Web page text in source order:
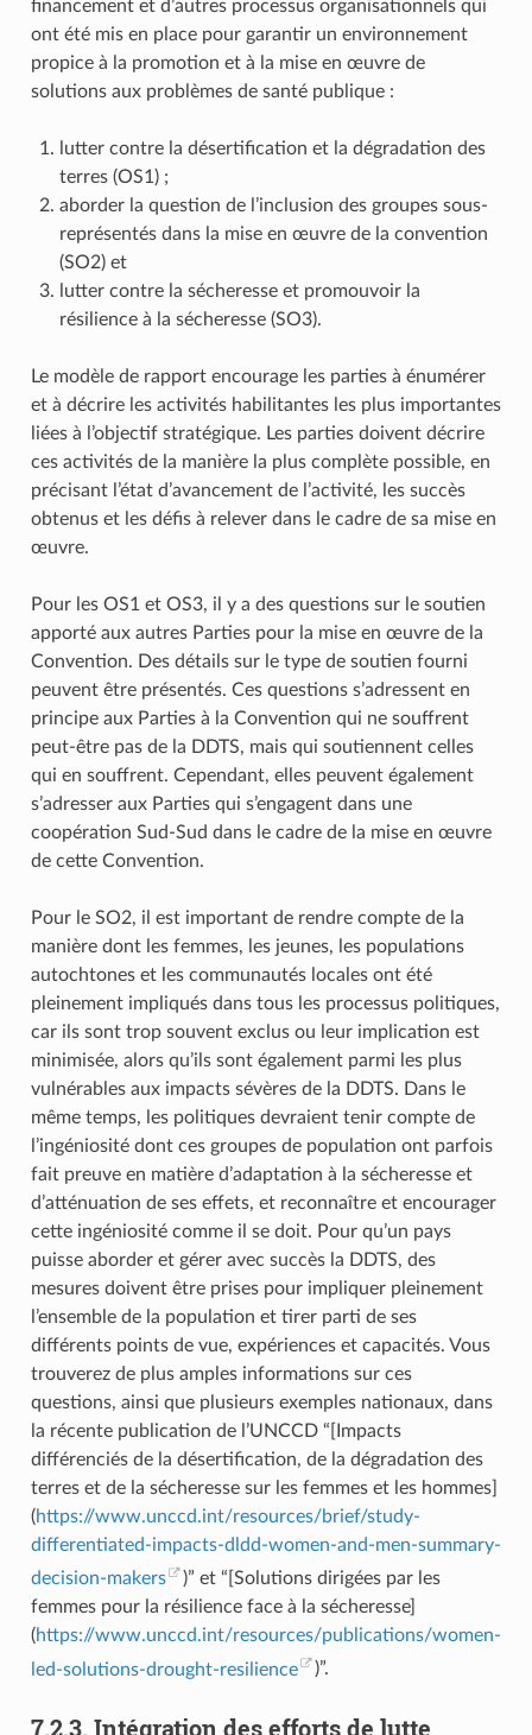
financement et d’autres processus organisationnels qui
ont été mis en place pour garantir un environnement
propice à la promotion et à la mise en œuvre de
solutions aux problèmes de santé publique :
lutter contre la désertification et la dégradation des
terres (OS1) ;
aborder la question de l’inclusion des groupes sous-
représentés dans la mise en œuvre de la convention
(SO2) et
lutter contre la sécheresse et promouvoir la
résilience à la sécheresse (SO3).
Le modèle de rapport encourage les parties à énumérer
et à décrire les activités habilitantes les plus importantes
liées à l’objectif stratégique. Les parties doivent décrire
ces activités de la manière la plus complète possible, en
précisant l’état d’avancement de l’activité, les succès
obtenus et les défis à relever dans le cadre de sa mise en
œuvre.
Pour les OS1 et OS3, il y a des questions sur le soutien
apporté aux autres Parties pour la mise en œuvre de la
Convention. Des détails sur le type de soutien fourni
peuvent être présentés. Ces questions s’adressent en
principe aux Parties à la Convention qui ne souffrent
peut-être pas de la DDTS, mais qui soutiennent celles
qui en souffrent. Cependant, elles peuvent également
s’adresser aux Parties qui s’engagent dans une
coopération Sud-Sud dans le cadre de la mise en œuvre
de cette Convention.
Pour le SO2, il est important de rendre compte de la
manière dont les femmes, les jeunes, les populations
autochtones et les communautés locales ont été
pleinement impliqués dans tous les processus politiques,
car ils sont trop souvent exclus ou leur implication est
minimisée, alors qu’ils sont également parmi les plus
vulnérables aux impacts sévères de la DDTS. Dans le
même temps, les politiques devraient tenir compte de
l’ingéniosité dont ces groupes de population ont parfois
fait preuve en matière d’adaptation à la sécheresse et
d’atténuation de ses effets, et reconnaître et encourager
cette ingéniosité comme il se doit. Pour qu’un pays
puisse aborder et gérer avec succès la DDTS, des
mesures doivent être prises pour impliquer pleinement
l’ensemble de la population et tirer parti de ses
différents points de vue, expériences et capacités. Vous
trouverez de plus amples informations sur ces
questions, ainsi que plusieurs exemples nationaux, dans
la récente publication de l’UNCCD “[Impacts
différenciés de la désertification, de la dégradation des
terres et de la sécheresse sur les femmes et les hommes]
(https://www.unccd.int/resources/brief/study-
differentiated-impacts-dldd-women-and-men-summary-
decision-makers
)” et “[Solutions dirigées par les
femmes pour la résilience face à la sécheresse]
(https://www.unccd.int/resources/publications/women-
led-solutions-drought-resilience
)”.
7.2.3. Intégration des efforts de lutte